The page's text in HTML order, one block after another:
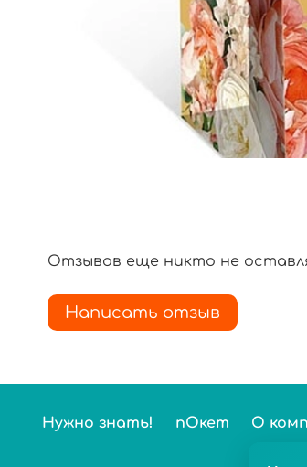
Отзывов еще никто не
Написать отзыв
Нужно знать! пОкет О